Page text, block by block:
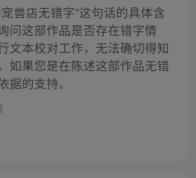
兽店无错字”这句话的具体含
问这部作品是否存在错字情
文本校对工作，无法确切得知
如果您是在陈述这部作品无错
据的支持。